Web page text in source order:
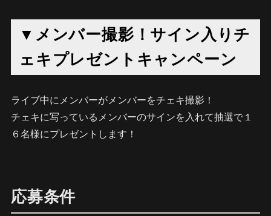
▼メンバー撮影！サイン入りチ
ェキプレゼントキャンペーン
ライブ中にメンバーがメンバーをチェキ撮影！
チェキに写っているメンバーのサインを入れて抽選で１
６名様にプレゼントします！
応募条件